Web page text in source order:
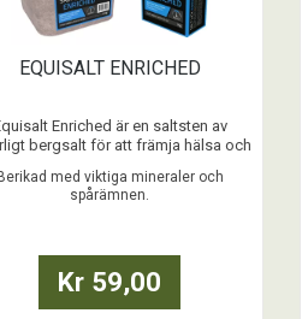
EQUISALT ENRICHED
Enriched är en saltsten av
bergsalt för att främja hälsa och
berikad med mineraler och
som zink, mangan, koppar,
hästens fysiologi och välb ...
med viktiga mineraler och
spårämnen.
Kr 59,00